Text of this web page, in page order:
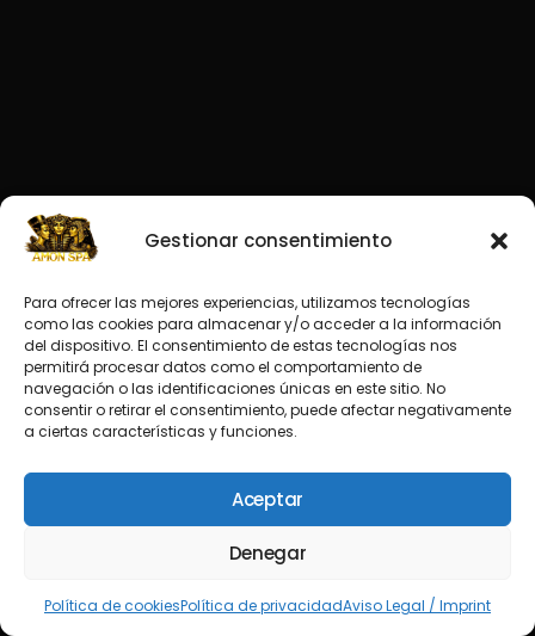
Gestionar consentimiento
Para ofrecer las mejores experiencias, utilizamos tecnologías
como las cookies para almacenar y/o acceder a la información
del dispositivo. El consentimiento de estas tecnologías nos
permitirá procesar datos como el comportamiento de
navegación o las identificaciones únicas en este sitio. No
consentir o retirar el consentimiento, puede afectar negativamente
a ciertas características y funciones.
Aceptar
Denegar
Política de cookiesPolítica de privacidadAviso Legal / Imprint